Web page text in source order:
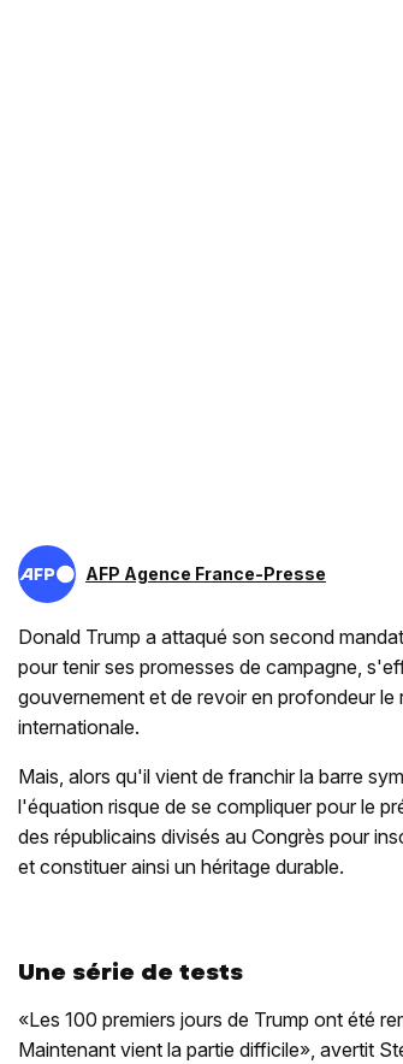
AFP Agence France-Presse
Donald Trump a attaqué son second
pour tenir ses promesses de campagne,
gouvernement et de revoir en profondeur le
internationale.
Mais, alors qu'il vient de franchir la barre
l'équation risque de se compliquer pour le
des républicains divisés au Congrès pour
et constituer ainsi un héritage durable.
Une série de tests
«Les 100 premiers jours de Trump ont été
Maintenant vient la partie difficile», avertit